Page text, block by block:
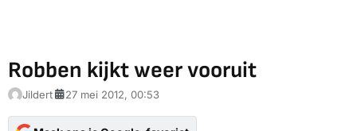
Robben kijkt weer vooruit
Jildert 27 mei 2012, 00:53